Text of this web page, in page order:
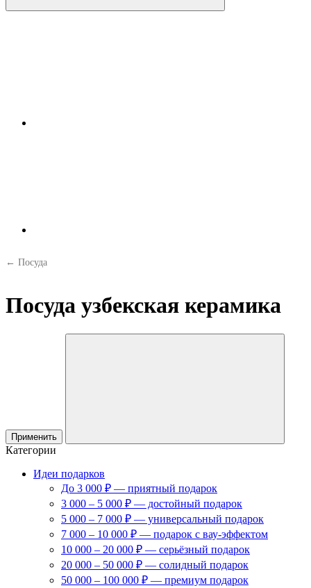
← Посуда
Посуда узбекская керамика
Применить
Категории
Идеи подарков
До 3 000 ₽ — приятный подарок
3 000 – 5 000 ₽ — достойный подарок
5 000 – 7 000 ₽ — универсальный подарок
7 000 – 10 000 ₽ — подарок с вау-эффектом
10 000 – 20 000 ₽ — серьёзный подарок
20 000 – 50 000 ₽ — солидный подарок
50 000 – 100 000 ₽ — премиум подарок